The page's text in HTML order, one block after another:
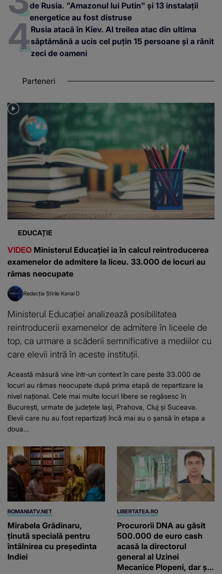
de Rusia. "Amazonul lui Putin" și 13 instalații
energetice au fost distruse
Rusia atacă în Kiev. Al treilea atac din ultima
săptămână a ucis cel puțin 15 persoane și a rănit
zeci de oameni
Parteneri
EDUCAȚIE
VIDEO Ministerul Educației ia în calcul reintroducerea
examenelor de admitere la liceu. 33.000 de locuri au
rămas neocupate
Redacția Știrile Kanal D
Ministerul Educației analizează posibilitatea
reintroducerii examenelor de admitere în liceele de
top, ca urmare a scăderii semnificative a mediilor cu
care elevii intră în aceste instituții.
Această măsură vine într-un context în care peste 33.000 de
locuri au rămas neocupate după prima etapă de repartizare la
nivel național. Cele mai multe locuri libere se regăsesc în
București, urmate de județele Iași, Prahova, Cluj și Suceava.
Elevii care nu au fost repartizați încă mai au o șansă în etapa a
doua...
ROMANIATV.NET
Mirabela Grădinaru,
ţinută specială pentru
întâlnirea cu preşedinta
Indiei
LIBERTATEA.RO
Procurorii DNA au găsit
500.000 de euro cash
acasă la directorul
general al Uzinei
Mecanice Plopeni, dar și